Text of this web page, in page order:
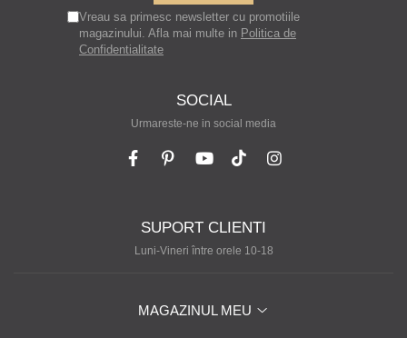
Vreau sa primesc newsletter cu promotiile
magazinului. Afla mai multe in Politica de
Confidentialitate
SOCIAL
Urmareste-ne in social media
SUPORT CLIENTI
Luni-Vineri între orele 10-18
MAGAZINUL MEU